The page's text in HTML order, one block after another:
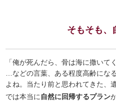
そもそも、
「俺が死んだら、骨は海に撒いて
…などの言葉、ある程度高齢にな
よね。当たり前と思われてきた、
では本当に自然に回帰するプラン